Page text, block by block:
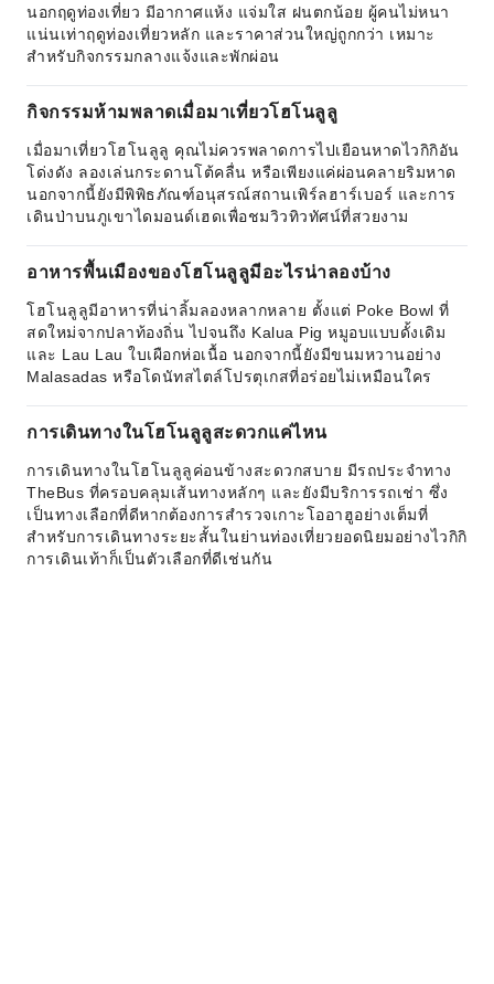
นอกฤดูท่องเที่ยว มีอากาศแห้ง แจ่มใส ฝนตกน้อย ผู้คนไม่หนา
แน่นเท่าฤดูท่องเที่ยวหลัก และราคาส่วนใหญ่ถูกกว่า เหมาะ
สำหรับกิจกรรมกลางแจ้งและพักผ่อน
กิจกรรมห้ามพลาดเมื่อมาเที่ยวโฮโนลูลู
เมื่อมาเที่ยวโฮโนลูลู คุณไม่ควรพลาดการไปเยือนหาดไวกิกิอัน
โด่งดัง ลองเล่นกระดานโต้คลื่น หรือเพียงแค่ผ่อนคลายริมหาด
นอกจากนี้ยังมีพิพิธภัณฑ์อนุสรณ์สถานเพิร์ลฮาร์เบอร์ และการ
เดินป่าบนภูเขาไดมอนด์เฮดเพื่อชมวิวทิวทัศน์ที่สวยงาม
อาหารพื้นเมืองของโฮโนลูลูมีอะไรน่าลองบ้าง
โฮโนลูลูมีอาหารที่น่าลิ้มลองหลากหลาย ตั้งแต่ Poke Bowl ที่
สดใหม่จากปลาท้องถิ่น ไปจนถึง Kalua Pig หมูอบแบบดั้งเดิม
และ Lau Lau ใบเผือกห่อเนื้อ นอกจากนี้ยังมีขนมหวานอย่าง
Malasadas หรือโดนัทสไตล์โปรตุเกสที่อร่อยไม่เหมือนใคร
การเดินทางในโฮโนลูลูสะดวกแค่ไหน
การเดินทางในโฮโนลูลูค่อนข้างสะดวกสบาย มีรถประจำทาง
TheBus ที่ครอบคลุมเส้นทางหลักๆ และยังมีบริการรถเช่า ซึ่ง
เป็นทางเลือกที่ดีหากต้องการสำรวจเกาะโออาฮูอย่างเต็มที่
สำหรับการเดินทางระยะสั้นในย่านท่องเที่ยวยอดนิยมอย่างไวกิกิ
การเดินเท้าก็เป็นตัวเลือกที่ดีเช่นกัน